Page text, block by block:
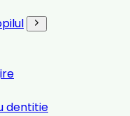
dentitie